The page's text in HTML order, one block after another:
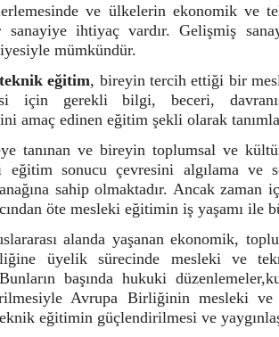
ve ülkelerin ekonomik ve
sanayiye ihtiyaç vardır. Gelişmiş
mümkündür.
eğitim, bireyin tercih ettiği bir
için gerekli bilgi, beceri,
amaç edinen eğitim şekli olarak
tanınan ve bireyin toplumsal ve
eğitim sonucu çevresini algılama ve
sahip olmaktadır. Ancak
öte mesleki eğitimin iş yaşamı ile
alanda yaşanan ekonomik,
üyelik sürecinde mesleki ve
başında hukuki
Avrupa Birliğinin mesleki
eğitimin güçlendirilmesi ve